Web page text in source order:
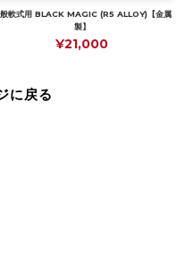
軟式用 BLACK MAGIC (R5 ALLOY)【金属
製】
¥21,000
に戻る